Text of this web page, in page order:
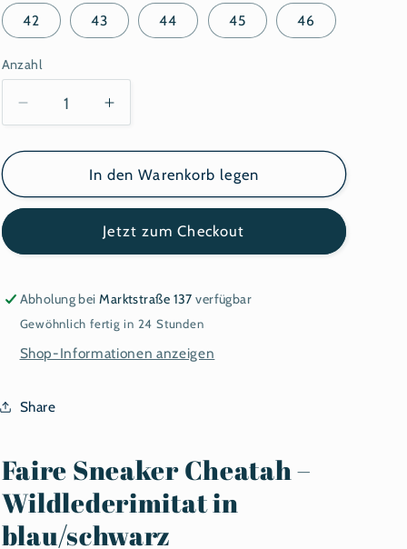
42 43 44 45 46
Anzahl
Anzahl
Verringere
die
Menge
Vegetarian
Shoes
navy/black
–
veganer
Sneaker
Erhöhe
die
Menge
für
Vegetarian
Cheatah
navy/black
–
veganer
Sneaker
In den Warenkorb legen
Jetzt zum Checkout
Abholung beiMarktstraße 137 verfügbar
Gewöhnlich fertig in 24 Stunden
Shop-Informationen anzeigen
Share
Faire Sneaker Cheatah –
Wildlederimitat in
blau/schwarz